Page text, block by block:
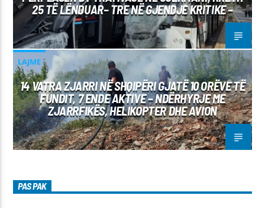
25 TË LËNDUAR– TRE NË GJENDJE KRITIKE –
LAJME
14 VATRA ZJARRI NË SHQIPËRI GJATË 10 ORËVE TË
FUNDIT, 7 ENDE AKTIVE – NDËRHYRJE ME
ZJARRFIKËS, HELIKOPTER DHE AVION
PAS PAK